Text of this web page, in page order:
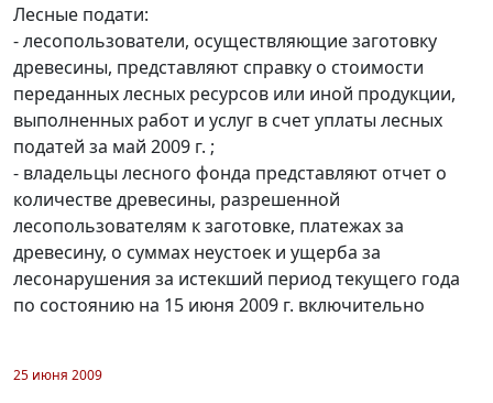
Лесные подати:
- лесопользователи, осуществляющие заготовку
древесины, представляют справку о стоимости
переданных лесных ресурсов или иной продукции,
выполненных работ и услуг в счет уплаты лесных
податей за май 2009 г. ;
- владельцы лесного фонда представляют отчет о
количестве древесины, разрешенной
лесопользователям к заготовке, платежах за
древесину, о суммах неустоек и ущерба за
лесонарушения за истекший период текущего года
по состоянию на 15 июня 2009 г. включительно
25 июня 2009